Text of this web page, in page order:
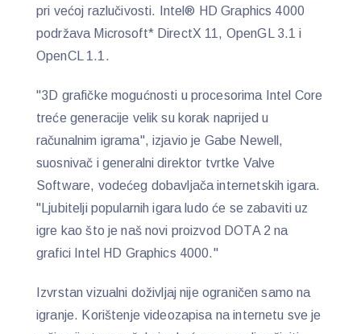
pri većoj razlučivosti. Intel® HD Graphics 4000
podržava Microsoft* DirectX 11, OpenGL 3.1 i
OpenCL 1.1.
"3D grafičke mogućnosti u procesorima Intel Core
treće generacije velik su korak naprijed u
računalnim igrama", izjavio je Gabe Newell,
suosnivač i generalni direktor tvrtke Valve
Software, vodećeg dobavljača internetskih igara.
"Ljubitelji popularnih igara ludo će se zabaviti uz
igre kao što je naš novi proizvod DOTA 2 na
grafici Intel HD Graphics 4000."
Izvrstan vizualni doživljaj nije ograničen samo na
igranje. Korištenje videozapisa na internetu sve je